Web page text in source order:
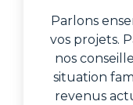
Parlons
vos projets.
nos
situation
revenus